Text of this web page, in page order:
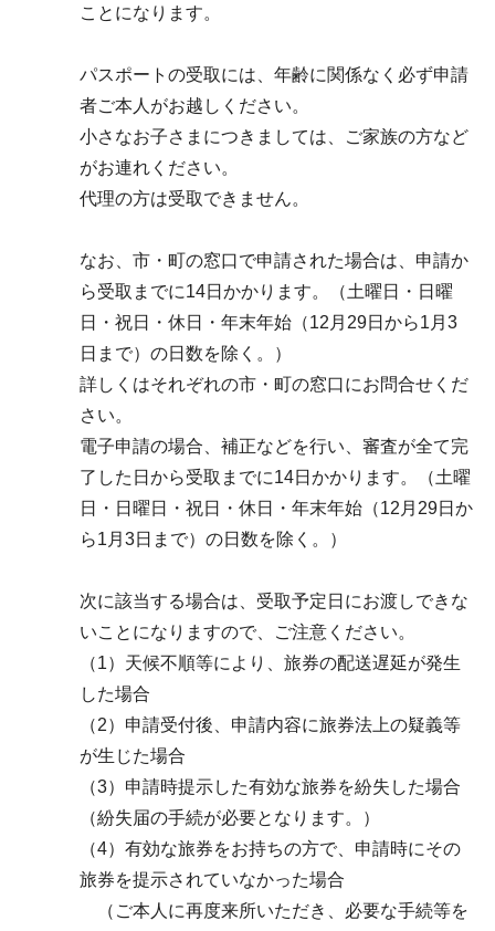
ことになります。
パスポートの受取には、年齢に関係なく必ず申請
者ご本人がお越しください。
小さなお子さまにつきましては、ご家族の方など
がお連れください。
代理の方は受取できません。
なお、市・町の窓口で申請された場合は、申請か
ら受取までに14日かかります。（土曜日・日曜
日・祝日・休日・年末年始（12月29日から1月3
日まで）の日数を除く。）
詳しくはそれぞれの市・町の窓口にお問合せくだ
さい。
電子申請の場合、補正などを行い、審査が全て完
了した日から受取までに14日かかります。（土曜
日・日曜日・祝日・休日・年末年始（12月29日か
ら1月3日まで）の日数を除く。）
次に該当する場合は、受取予定日にお渡しできな
いことになりますので、ご注意ください。
（1）天候不順等により、旅券の配送遅延が発生
した場合
（2）申請受付後、申請内容に旅券法上の疑義等
が生じた場合
（3）申請時提示した有効な旅券を紛失した場合
（紛失届の手続が必要となります。）
（4）有効な旅券をお持ちの方で、申請時にその
旅券を提示されていなかった場合
（ご本人に再度来所いただき、必要な手続等を